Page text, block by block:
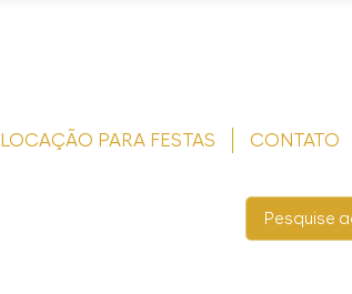
LOCAÇÃO PARA FESTAS CONTATO